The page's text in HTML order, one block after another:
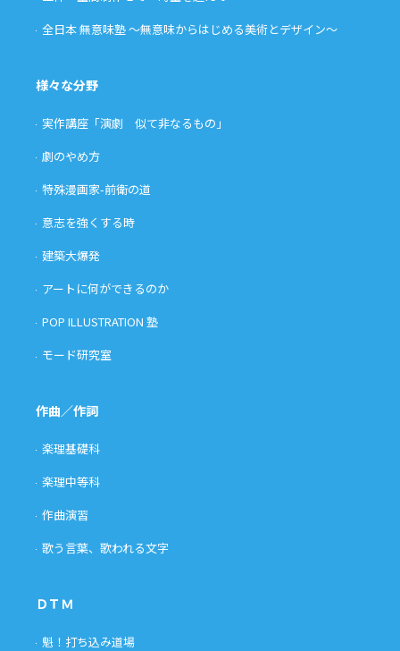
全日本 無意味塾 〜無意味からはじめる美術とデザイン〜
様々な分野
実作講座「演劇 似て非なるもの」
劇のやめ方
特殊漫画家-前衛の道
意志を強くする時
建築大爆発
アートに何ができるのか
POP ILLUSTRATION 塾
モード研究室
作曲／作詞
楽理基礎科
楽理中等科
作曲演習
歌う言葉、歌われる文字
ＤＴＭ
魁！打ち込み道場